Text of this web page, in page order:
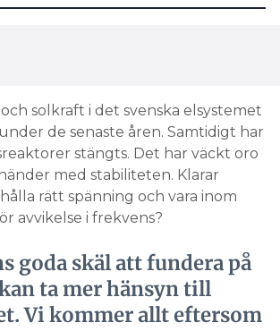
de senaste åren. Samtidigt har
rätt spänning och vara inom
avvikelse i frekvens?
goda skäl att fundera på
ta mer hänsyn till
kring detta, vilket kan
risken för effektbrist